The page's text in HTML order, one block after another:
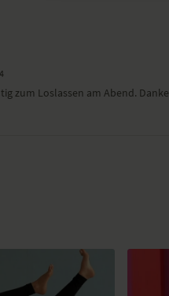
zum Loslassen am Abend. Danke